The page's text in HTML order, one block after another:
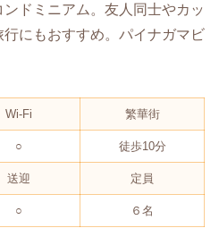
ドミニアム。友人同士やカッ
にもおすすめ。パイナガマビ
Wi-Fi 繁華街
○ 徒歩10分
送迎 定員
○ ６名